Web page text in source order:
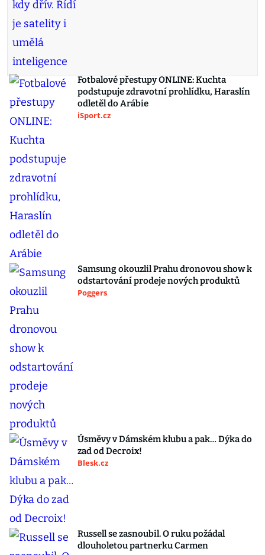
Fotbalové přestupy ONLINE: Kuchta
podstupuje zdravotní prohlídku, Haraslín
odletěl do Arábie
iSport.cz
Samsung okouzlil Prahu dronovou show k
odstartování prodeje nových produktů
Poggers
Úsměvy v Dámském klubu a pak… Dýka do
zad od Decroix!
Blesk.cz
Russell se zasnoubil. O ruku požádal
dlouholetou partnerku Carmen